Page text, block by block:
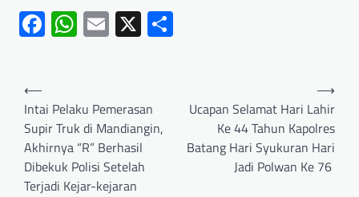
Facebook
WhatsApp
Email
X
⟵
Intai Pelaku Pemerasan
Supir Truk di Mandiangin,
Akhirnya “R” Berhasil
Dibekuk Polisi Setelah
Terjadi Kejar-kejaran
Ucapan Selamat Hari Lahir
Ke 44 Tahun Kapolres
Batang Hari Syukuran Hari
Jadi Polwan Ke 76
⟶